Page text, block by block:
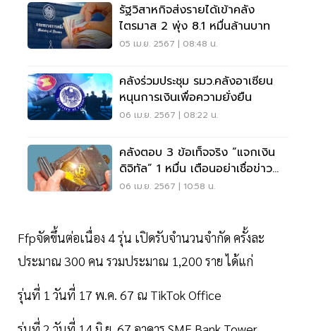
รัฐวิสาหกิจส่งรายได้เข้าคลัง
ไตรมาส 2 พุ่ง 8.1 หมื่นล้านบาท
05 เม.ย. 2567 | 08:48 น.
คลังร่วมประชุม รมว.คลังอาเซียน
หนุนการเงินเพื่อความยั่งยืน
06 เม.ย. 2567 | 08:22 น.
คลังตอบ 3 ข้อเท็จจริง “แจกเงิน
ดิจิทัล” 1 หมื่น เตือนอย่าเชื่อข่าว
ลวง
06 เม.ย. 2567 | 10:58 น.
Ffpจัดขึ้นต่อเนื่อง 4 รุ่น เปิดรับจำนวนจำกัด ครั้งละ
ประมาณ 300 คน รวมประมาณ 1,200 ราย ได้แก่
รุ่นที่ 1 วันที่ 17 พ.ค. 67 ณ TikTok Office